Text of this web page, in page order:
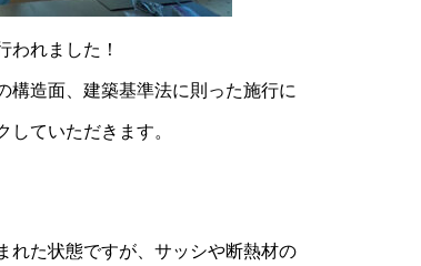
われました！
構造面、建築基準法に則った施行に
ていただきます。
れた状態ですが、サッシや断熱材の